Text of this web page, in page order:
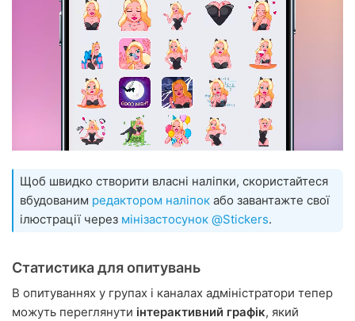
Щоб швидко створити власні наліпки, скористайтеся
вбудованим редактором наліпок або завантажте свої
ілюстрації через мінізастосунок @Stickers.
Статистика для опитувань
В опитуваннях у групах і каналах адміністратори тепер
можуть переглянути інтерактивний графік, який